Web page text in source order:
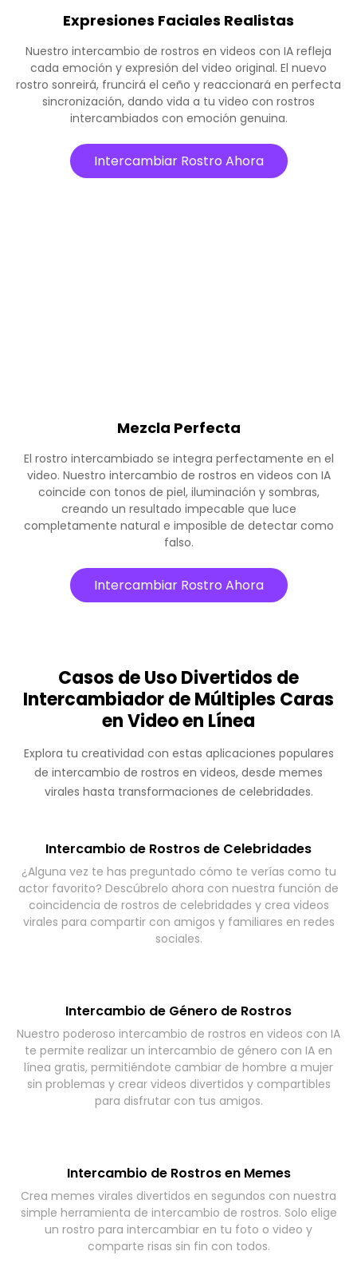
Expresiones Faciales Realistas
Nuestro intercambio de rostros en videos con IA refleja
cada emoción y expresión del video original. El nuevo
rostro sonreirá, fruncirá el ceño y reaccionará en perfecta
sincronización, dando vida a tu video con rostros
intercambiados con emoción genuina.
Intercambiar Rostro Ahora
Mezcla Perfecta
El rostro intercambiado se integra perfectamente en el
video. Nuestro intercambio de rostros en videos con IA
coincide con tonos de piel, iluminación y sombras,
creando un resultado impecable que luce
completamente natural e imposible de detectar como
falso.
Intercambiar Rostro Ahora
Casos de Uso Divertidos de
Intercambiador de Múltiples Caras
en Video en Línea
Explora tu creatividad con estas aplicaciones populares
de intercambio de rostros en videos, desde memes
virales hasta transformaciones de celebridades.
Intercambio de Rostros de Celebridades
¿Alguna vez te has preguntado cómo te verías como tu
actor favorito? Descúbrelo ahora con nuestra función de
coincidencia de rostros de celebridades y crea videos
virales para compartir con amigos y familiares en redes
sociales.
Intercambio de Género de Rostros
Nuestro poderoso intercambio de rostros en videos con IA
te permite realizar un intercambio de género con IA en
línea gratis, permitiéndote cambiar de hombre a mujer
sin problemas y crear videos divertidos y compartibles
para disfrutar con tus amigos.
Intercambio de Rostros en Memes
Crea memes virales divertidos en segundos con nuestra
simple herramienta de intercambio de rostros. Solo elige
un rostro para intercambiar en tu foto o video y
comparte risas sin fin con todos.